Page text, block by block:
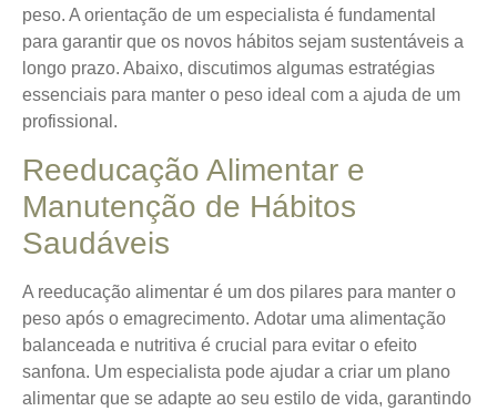
peso. A orientação de um especialista é fundamental
para garantir que os novos hábitos sejam sustentáveis a
longo prazo. Abaixo, discutimos algumas estratégias
essenciais para manter o peso ideal com a ajuda de um
profissional.
Reeducação Alimentar e
Manutenção de Hábitos
Saudáveis
A reeducação alimentar é um dos pilares para manter o
peso após o emagrecimento. Adotar uma alimentação
balanceada e nutritiva é crucial para evitar o efeito
sanfona. Um especialista pode ajudar a criar um plano
alimentar que se adapte ao seu estilo de vida, garantindo